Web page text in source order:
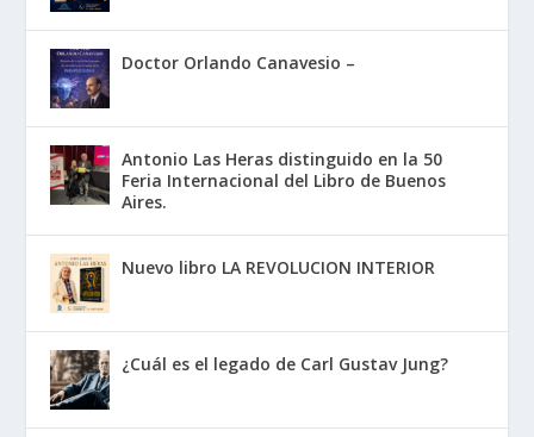
Doctor Orlando Canavesio –
Antonio Las Heras distinguido en la 50
Feria Internacional del Libro de Buenos
Aires.
Nuevo libro LA REVOLUCION INTERIOR
¿Cuál es el legado de Carl Gustav Jung?